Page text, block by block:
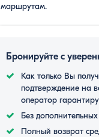
маршрутам.
Бронируйте с
Как только Вы
подтверждение на
оператор
Без
Полный возврат